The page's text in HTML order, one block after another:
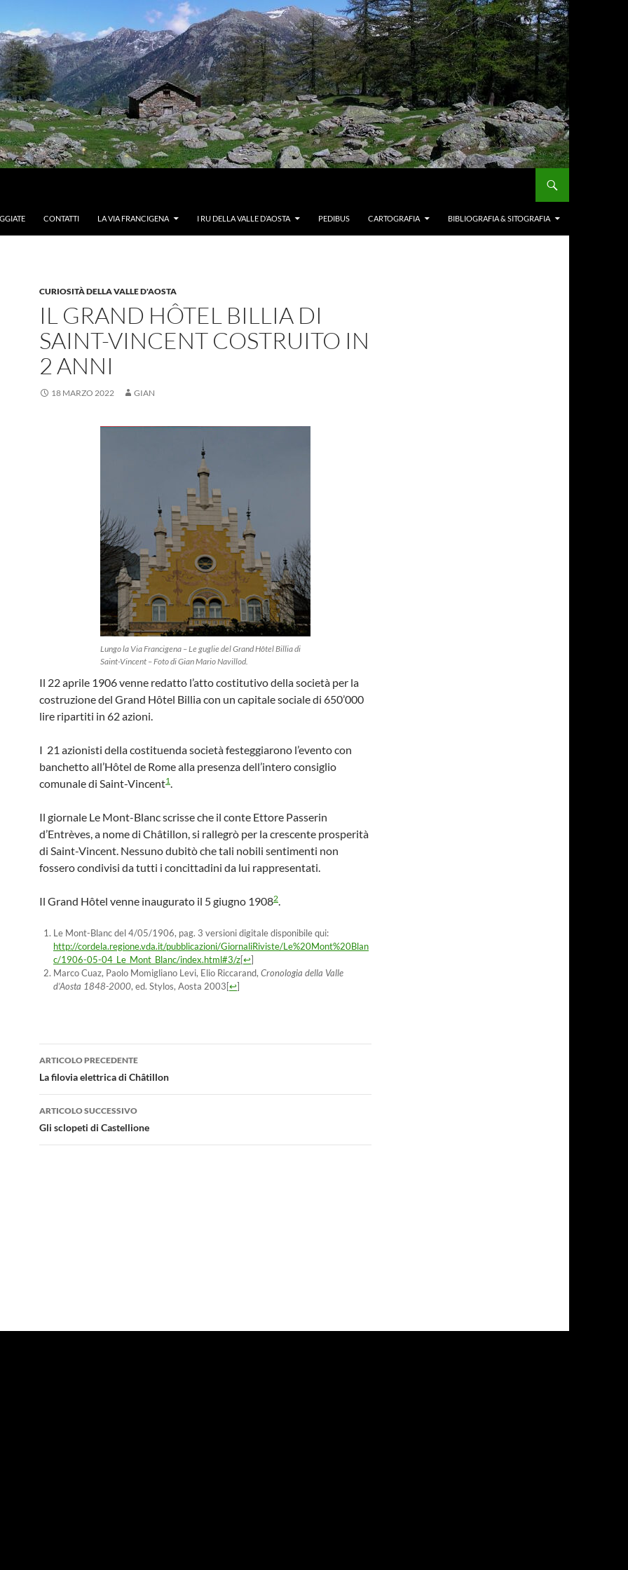
CONTATTI LA VIA FRANCIGENA I RU DELLA VALLE D’AOSTA PEDIBUS CARTOGRAFIA BIBLIOGRAFIA & SITOGRAFIA
CURIOSITÀ DELLA VALLE D'AOSTA
IL GRAND HÔTEL BILLIA DI
SAINT-VINCENT COSTRUITO IN
2 ANNI
18 MARZO 2022 GIAN
Lungo la Via Francigena – Le guglie del Grand Hôtel Billia di
Saint-Vincent – Foto di Gian Mario Navillod.
Il 22 aprile 1906 venne redatto l’atto costitutivo della società per la
costruzione del Grand Hôtel Billia con un capitale sociale di 650’000
lire ripartiti in 62 azioni.
I 21 azionisti della costituenda società festeggiarono l’evento con
banchetto all’Hôtel de Rome alla presenza dell’intero consiglio
comunale di Saint-Vincent1.
Il giornale Le Mont-Blanc scrisse che il conte Ettore Passerin
d’Entrèves, a nome di Châtillon, si rallegrò per la crescente prosperità
di Saint-Vincent. Nessuno dubitò che tali nobili sentimenti non
fossero condivisi da tutti i concittadini da lui rappresentati.
Il Grand Hôtel venne inaugurato il 5 giugno 19082.
Le Mont-Blanc del 4/05/1906, pag. 3 versioni digitale disponibile qui:
http://cordela.regione.vda.it/pubblicazioni/GiornaliRiviste/Le%20Mont%20Blan
c/1906-05-04_Le_Mont_Blanc/index.html#3/z[↩]
Marco Cuaz, Paolo Momigliano Levi, Elio Riccarand, Cronologia della Valle
d’Aosta 1848-2000, ed. Stylos, Aosta 2003[↩]
Navigazione
articolo
ARTICOLO PRECEDENTE
La filovia elettrica di Châtillon
ARTICOLO SUCCESSIVO
Gli sclopeti di Castellione